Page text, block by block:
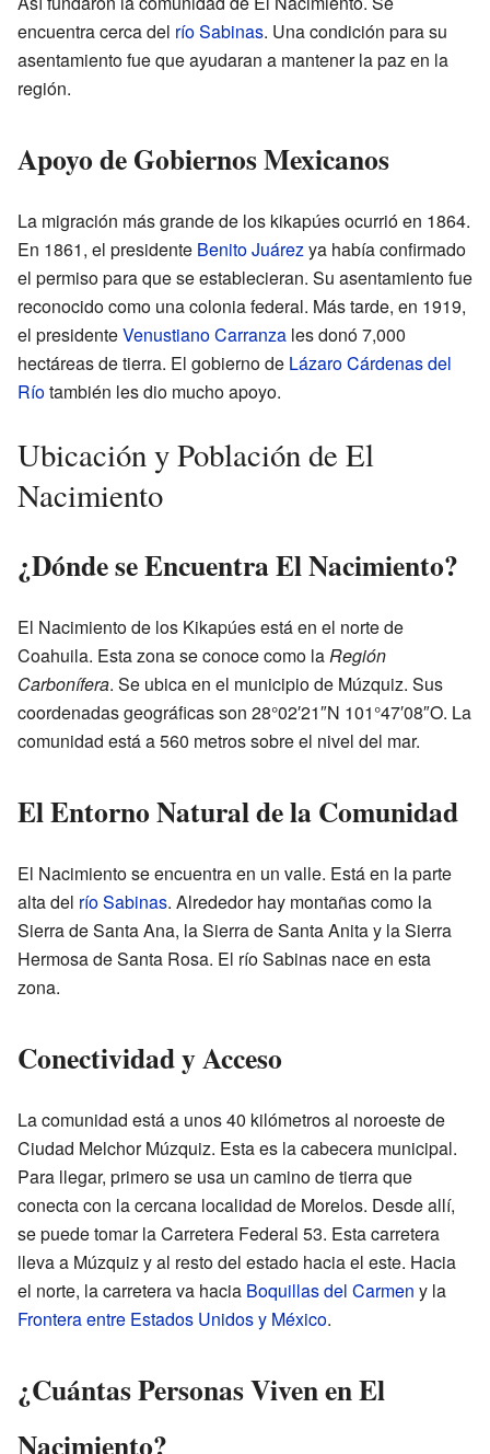
encuentra cerca del río Sabinas. Una condición para su
asentamiento fue que ayudaran a mantener la paz en la
región.
Apoyo de Gobiernos Mexicanos
La migración más grande de los kikapúes ocurrió en 1864.
En 1861, el presidente Benito Juárezya había confirmado
el permiso para que se establecieran. Su asentamiento fue
reconocido como una colonia federal. Más tarde, en 1919,
el presidenteVenustiano Carranza les donó 7,000
hectáreas de tierra. El gobierno de Lázaro Cárdenas del
Ríotambién les dio mucho apoyo.
Ubicación y Población de El
Nacimiento
¿Dónde se Encuentra El Nacimiento?
El Nacimiento de los Kikapúes está en el norte de
Coahuila. Esta zona se conoce como laRegión
Carbonífera. Se ubica en el municipio de Múzquiz. Sus
coordenadas geográficas son 28°02′21″N 101°47′08″O. La
comunidad está a 560 metros sobre el nivel del mar.
El Entorno Natural de la Comunidad
El Nacimiento se encuentra en un valle. Está en la parte
alta del río Sabinas. Alrededor hay montañas como la
Sierra de Santa Ana, la Sierra de Santa Anita y la Sierra
Hermosa de Santa Rosa. El río Sabinas nace en esta
zona.
Conectividad y Acceso
La comunidad está a unos 40 kilómetros al noroeste de
Ciudad Melchor Múzquiz. Esta es la cabecera municipal.
Para llegar, primero se usa un camino de tierra que
conecta con la cercana localidad de Morelos. Desde allí,
se puede tomar la Carretera Federal 53. Esta carretera
lleva a Múzquiz y al resto del estado hacia el este. Hacia
el norte, la carretera va hacia Boquillas del Carmen y la
Frontera entre Estados Unidos y México.
¿Cuántas Personas Viven en El
Nacimiento?